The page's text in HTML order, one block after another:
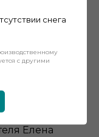
снега
с другими
Елена